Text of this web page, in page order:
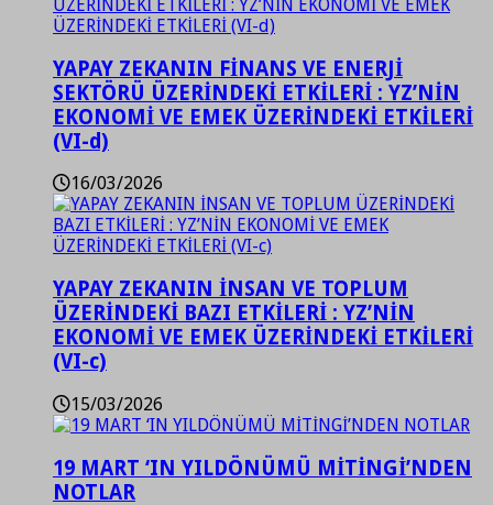
YAPAY ZEKANIN FİNANS VE ENERJİ
SEKTÖRÜ ÜZERİNDEKİ ETKİLERİ : YZ’NİN
EKONOMİ VE EMEK ÜZERİNDEKİ ETKİLERİ
(VI-d)
16/03/2026
YAPAY ZEKANIN İNSAN VE TOPLUM
ÜZERİNDEKİ BAZI ETKİLERİ : YZ’NİN
EKONOMİ VE EMEK ÜZERİNDEKİ ETKİLERİ
(VI-c)
15/03/2026
19 MART ‘IN YILDÖNÜMÜ MİTİNGİ’NDEN
NOTLAR